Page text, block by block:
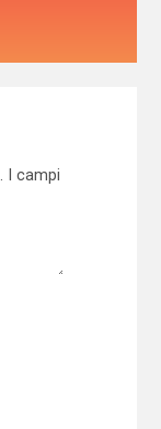
I campi